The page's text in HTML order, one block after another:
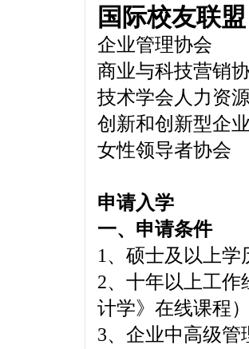
国际校友联盟
企业管理协会
商业与科技营销
技术学会人力资
创新和创新型企
女性领导者协会
申请入学
一、申请条件
1、硕士及以上学
2、十年以上工
计学》在线课程
3、企业中高级管